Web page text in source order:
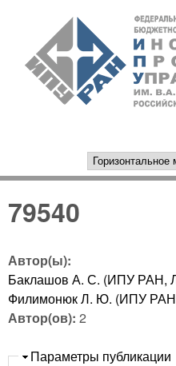
РАН
79540
Автор(ы):
Баклашов А. С. (ИПУ РАН,
Филимонюк Л. Ю. (ИПУ
Автор(ов): 2
Скрыть
Параметры публикации